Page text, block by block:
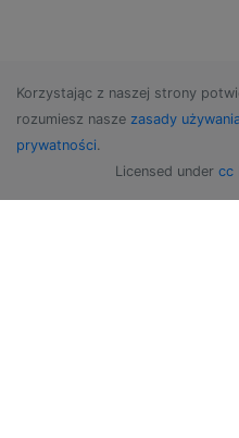
Korzystając z naszej strony
rozumiesz nasze zasady
prywatności.
Licensed under cc